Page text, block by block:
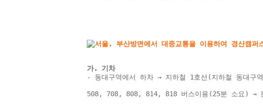
가. 기차
- 동대구역에서 하차 → 지하철 1호선(지하철 동대
508, 708, 808, 814, 818 버스이용(25분 소요) →